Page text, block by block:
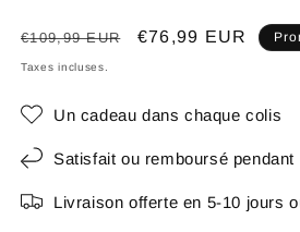
Prix
habituel
€109,99 EUR
Prix
€76,99 EUR
Taxes incluses.
Un cadeau dans chaque colis
Satisfait ou remboursé pendant
Livraison offerte en 5-10 jours